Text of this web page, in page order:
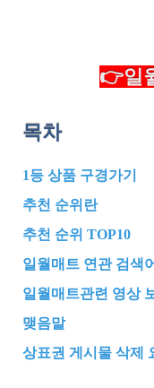
👉일
목차
1등 상품 구경가기
추천 순위란
추천 순위 TOP10
일월매트 연관 검색
일월매트관련 영상
맺음말
상표권 게시물 삭제